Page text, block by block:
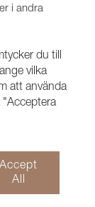
i andra
du till
vilka
att använda
"Acceptera
Accept
All